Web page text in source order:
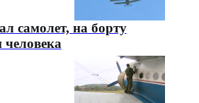
самолет, на борту
человека